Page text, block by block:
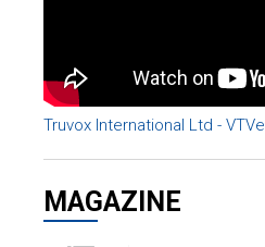
Truvox International Ltd - VTVe
MAGAZINE